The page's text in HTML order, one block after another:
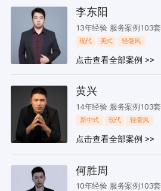
李东阳
13年经验 服务案例103套
现代 美式 轻奢风
点击查看全部案例 >>
黄兴
14年经验 服务案例103套
新中式 现代 轻奢风
点击查看全部案例 >>
何胜周
10年经验 服务案例103套